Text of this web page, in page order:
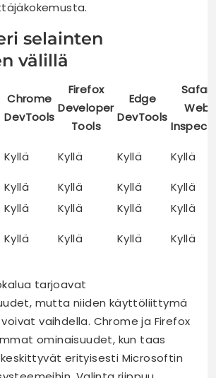
selainten
välillä
Chrome
DevTools
Firefox
Developer
Tools
Edge
DevTools
Safari
Web
Kyllä Kyllä Kyllä Kyllä
Kyllä Kyllä Kyllä
Kyllä
Kyllä Kyllä Kyllä
Kyllä
Kyllä Kyllä Kyllä Kyllä
tarjoavat
mutta niiden käyttöliittymä
vaihdella. Chrome ja Firefox
ominaisuudet, kun taas
keskittyvät erityisesti Microsoftin